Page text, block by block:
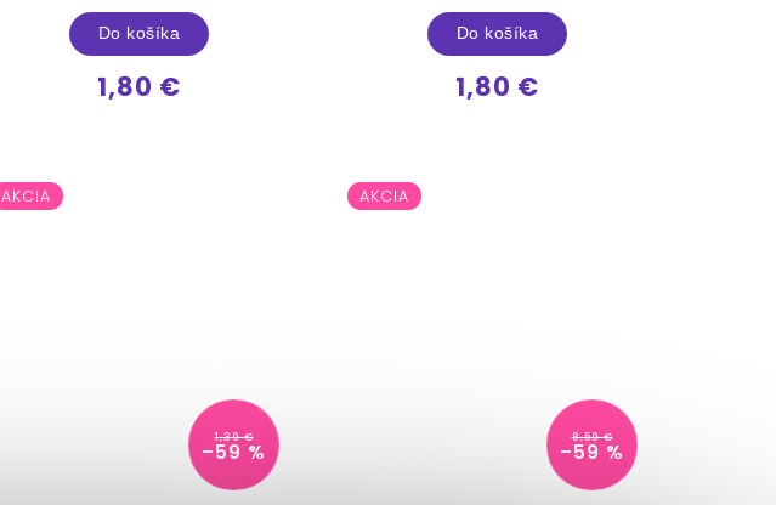
1,80 €
Do košíka
1,80 €
Do košíka
AKCIA
1,39 €
–59 %
AKCIA
8,59 €
–59 %